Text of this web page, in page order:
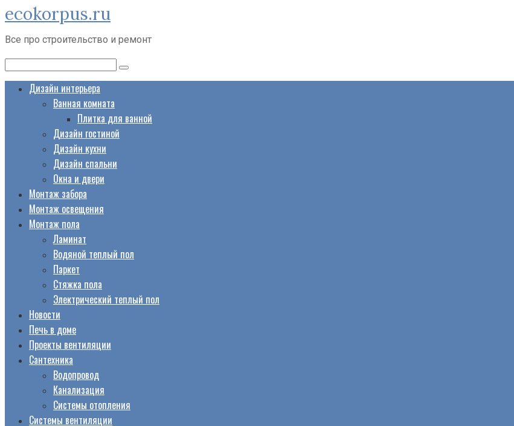
Перейти
к
контенту
ecokorpus.ru
Все про строительство и ремонт
Дизайн интерьера
Ванная комната
Плитка для ванной
Дизайн гостиной
Дизайн кухни
Дизайн спальни
Окна и двери
Монтаж забора
Монтаж освещения
Монтаж пола
Ламинат
Водяной теплый пол
Паркет
Стяжка пола
Электрический теплый пол
Новости
Печь в доме
Проекты вентиляции
Сантехника
Водопровод
Канализация
Системы отопления
Системы вентиляции